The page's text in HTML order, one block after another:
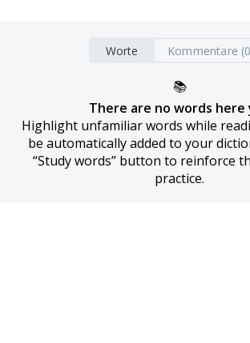
Worte Kommentare
📚
There are no words here
Highlight unfamiliar words while
be automatically added to your
“Study words” button to reinforce
practice.